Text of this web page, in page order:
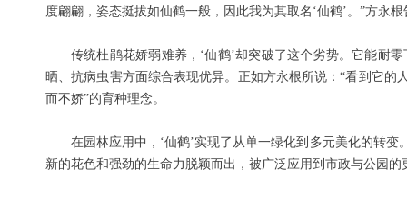
度翩翩，姿态挺拔如仙鹤一般，因此我为其取名‘仙鹤’。”方永
传统杜鹃花娇弱难养，‘仙鹤’却突破了这个劣势。它能耐
晒、抗病虫害方面综合表现优异。正如方永根所说：“看到它的
而不娇”的育种理念。
在园林应用中，‘仙鹤’实现了从单一绿化到多元美化的转
新的花色和强劲的生命力脱颖而出，被广泛应用到市政与公园